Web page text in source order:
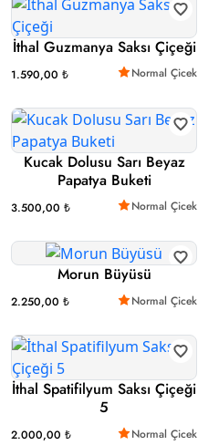
İthal Guzmanya Saksı Çiçeği
1.590,00 ₺ Normal Çicek
Kucak Dolusu Sarı Beyaz
Papatya Buketi
3.500,00 ₺ Normal Çicek
Morun Büyüsü
2.250,00 ₺ Normal Çicek
İthal Spatifilyum Saksı Çiçeği
5
2.000,00 ₺ Normal Çicek